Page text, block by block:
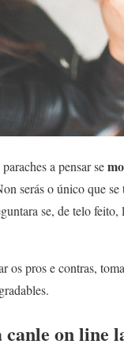
a pensar se
serás o único que
se, de telo
pros e contras,
on line